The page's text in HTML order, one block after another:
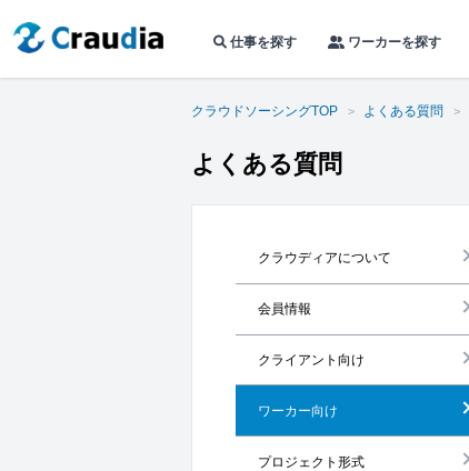
仕事を探す ワーカーを探す
クラウドソーシングTOP よくある質問
よくある質問
クラウディアについて
会員情報
クライアント向け
ワーカー向け
プロジェクト形式